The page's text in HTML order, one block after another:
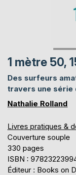
1 mètre 50,
Des surfeurs
travers une
Nathalie Rolland
Livres pratiques &
Couverture souple
330 pages
ISBN :
Éditeur : Books on